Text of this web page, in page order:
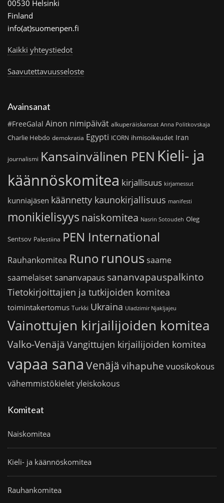
00530 Helsinki
Finland
info(at)suomenpen.fi
Kaikki yhteystiedot
Saavutettavuusseloste
Avainsanat
#FreeGalal Ainon nimipäivät alkuperäiskansat Anna Politkovskaja
Charlie Hebdo demokratia Egypti ICORN ihmisoikeudet Iran
journalismi Kansainvälinen PEN Kieli- ja
käännöskomitea kirjallisuus kirjamessut
kunniajäsen käännetty kaunokirjallisuus manifesti
monikielisyys naiskomitea Nasrin Sotoudeh Oleg
Sentsov Palestiina PEN International
Rauhankomitea Runo runoussaame
saamelaiset sananvapaus sananvapauspalkinto
Tietokirjoittajien ja tutkijoiden komitea
toimintakertomus Turkki Ukraina Uladzimir Njakljajeu
Vainottujen kirjailijoiden komitea
Valko-Venäjä Vangittujen kirjailijoiden komitea
vapaa sana Venäjä vihapuhe vuosikokous
vähemmistökieletyleiskokous
Komiteat
Naiskomitea
Kieli- ja käännöskomitea
Rauhankomitea